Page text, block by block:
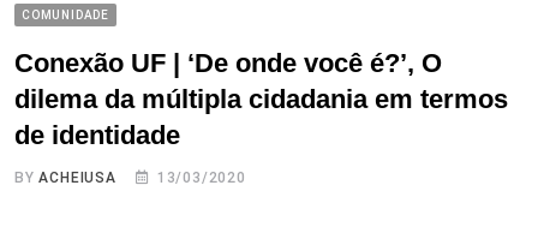
COMUNIDADE
Conexão UF | ‘De onde você é?’, O
dilema da múltipla cidadania em termos
de identidade
BYACHEIUSA 13/03/2020